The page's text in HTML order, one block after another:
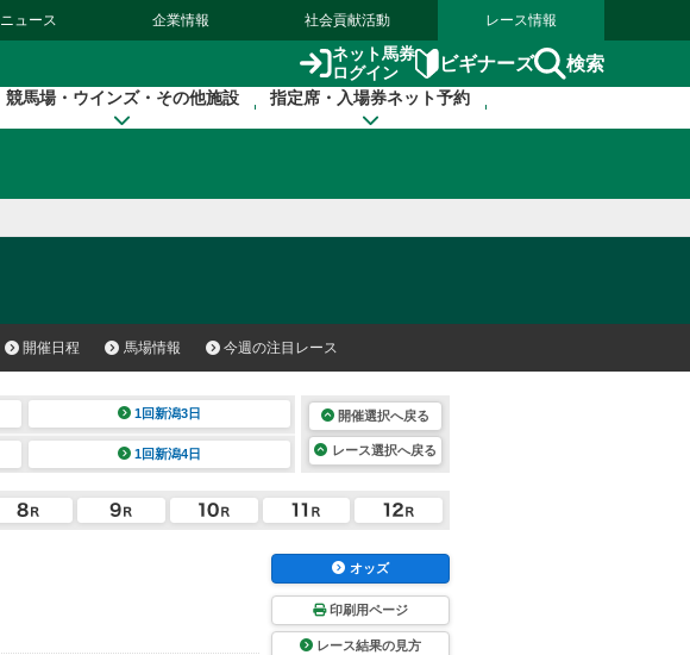
ニュース 企業情報 社会貢献活動 レース情報
ネット馬券
ログイン
ビギナーズ 検索
競馬場・ウインズ・その他施設 指定席・入場券ネット予約
開催日程 馬場情報 今週の注目レース
1回新潟3日
1回新潟4日
開催選択へ戻る
レース選択へ戻る
オッズ
印刷用ページ
レース結果の見方